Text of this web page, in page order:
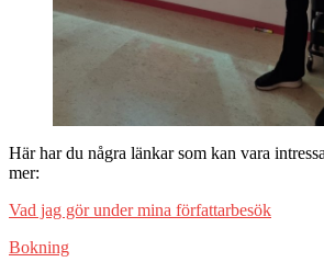
Här har du några länkar som kan vara
mer:
Vad jag gör under mina författarbesök
Bokning